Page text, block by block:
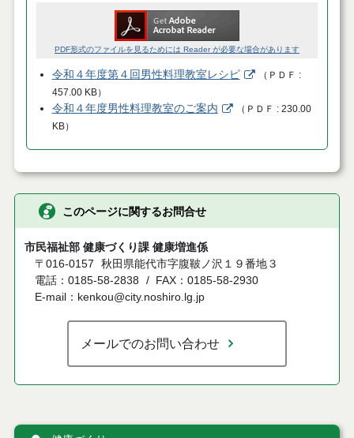
PDF形式のファイルを見るためには Reader が必要な場合があります
令和４年度第４回男性料理教室レシピ （ ＰＤＦ
457.00 KB）
令和４年度男性料理教室のご案内 （ ＰＤＦ
230.00
KB）
このページに関するお問合せ
市民福祉部 健康づくり課 健康増進係
〒016-0157
秋田県能代市字腹鞁ノ沢１９番地３
電話：0185-58-2838
FAX：0185-58-2930
E-mail：kenkou@city.noshiro.lg.jp
メールでのお問い合わせ